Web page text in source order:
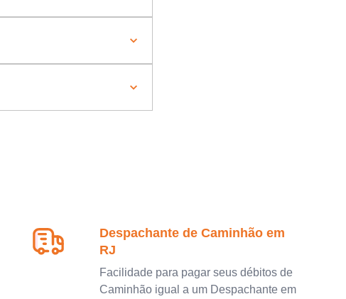
Despachante de Caminhão em
RJ
Facilidade para pagar seus débitos de
Caminhão igual a um Despachante em